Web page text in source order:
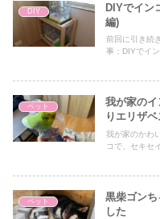
DIY
DIYでイン
編)
前回に引き続
事：DIYでイ
ペット
我が家の
りエリザ
我が家のかわ
コで、セキセ
ペット
黒柴ゴン
した